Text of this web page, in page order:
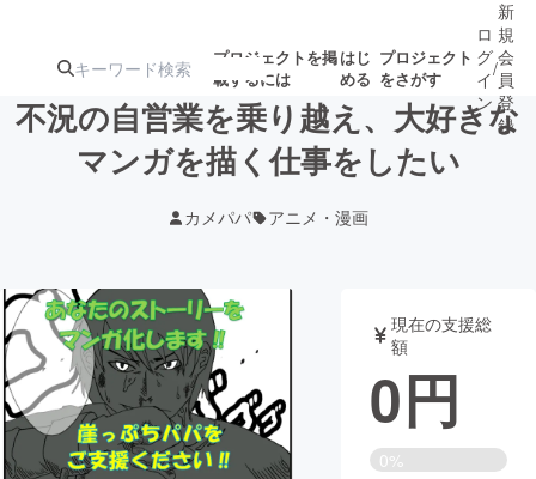
プロジェクトを掲
載するには
はじ
める
プロジェクト
をさがす
ジェクト
ロジェクト
アート・写真 音楽
テクノロジー・ガジェット ゲーム・サ
映像・映画 書籍・雑誌
ロ
グ
イ
ン
/
新
規
会
員
登
録
不況の自営業を乗り越え、大好きな
マンガを描く仕事をしたい
カメパパ アニメ・漫画
現在の支援総
額
0円
0%